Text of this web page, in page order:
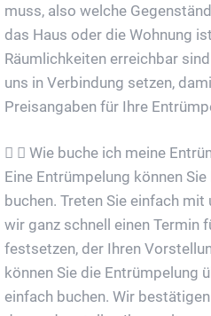
muss, also welche
das Haus oder die Wohnung
Räumlichkeiten erreichbar
uns in Verbindung setzen,
Preisangaben für Ihre
Wie buche ich meine
Eine Entrümpelung können
buchen. Treten Sie einfach
wir ganz schnell einen Termin
festsetzen, der Ihren
können Sie die Entrümpelung
einfach buchen. Wir